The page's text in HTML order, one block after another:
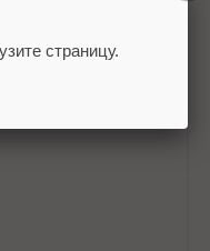
страницу.